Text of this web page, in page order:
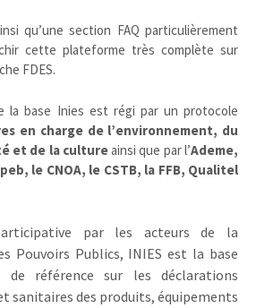
qu’une section FAQ particulièrement
cette plateforme très complète sur
FDES.
la base Inies est régi par un protocole
en charge de l’environnement, du
et de la cultureainsi que par l’Ademe,
le CNOA, le CSTB, la FFB, Qualitel
par les acteurs de la
Pouvoirs Publics, INIES est la base
de référence sur les déclarations
sanitaires des produits, équipements